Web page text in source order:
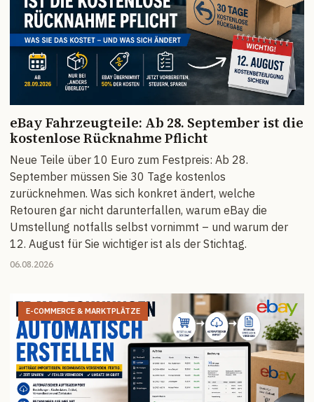
eBay Fahrzeugteile: Ab 28. September ist die
kostenlose Rücknahme Pflicht
Neue Teile über 10 Euro zum Festpreis: Ab 28.
September müssen Sie 30 Tage kostenlos
zurücknehmen. Was sich konkret ändert, welche
Retouren gar nicht darunterfallen, warum eBay die
Umstellung notfalls selbst vornimmt – und warum der
12. August für Sie wichtiger ist als der Stichtag.
06.08.2026
E-COMMERCE & MARKTPLÄTZE